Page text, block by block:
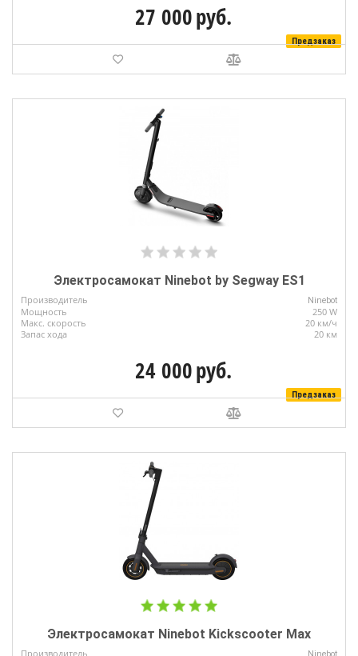
27 000руб.
Предзаказ
Электросамокат Ninebot by Segway ES1
Производитель Ninebot
Мощность
250 W
Макс. скорость
20 км/ч
Запас хода
20 км
24 000руб.
Предзаказ
Электросамокат Ninebot Kickscooter Max
Производитель